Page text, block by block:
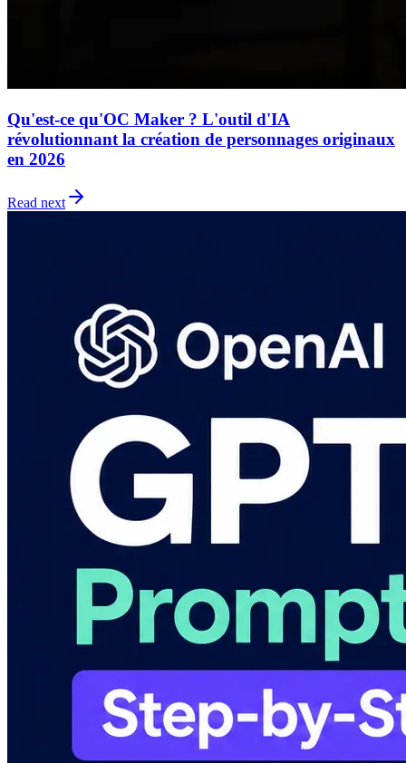
Qu'est-ce qu'OC Maker ? L'outil d'IA
révolutionnant la création de personnages originaux
en 2026
Read next